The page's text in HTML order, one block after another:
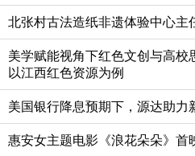
北张村古法造纸非遗体验中心主
美学赋能视角下红色文创与高
以江西红色资源为例
美国银行降息预期下，源达助力
惠安女主题电影《浪花朵朵》首